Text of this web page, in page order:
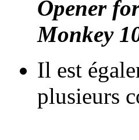
Opener
Monkey
Il est
plusieurs